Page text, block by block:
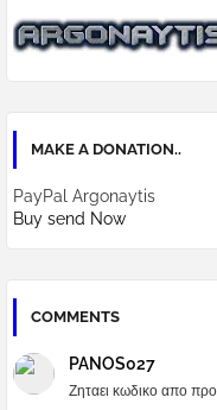
MAKE A DONATION..
PayPal Argonaytis
Buy send Now
COMMENTS
PANOS027
Ζηταει κωδικο απο